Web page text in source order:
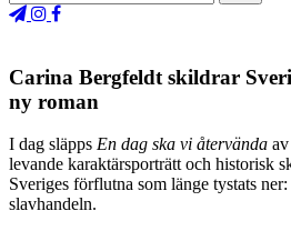
Carina Bergfeldt skildrar
ny roman
I dag släpps En dag ska vi återvända
levande karaktärsporträtt och historisk
Sveriges förflutna som länge tystats
slavhandeln.